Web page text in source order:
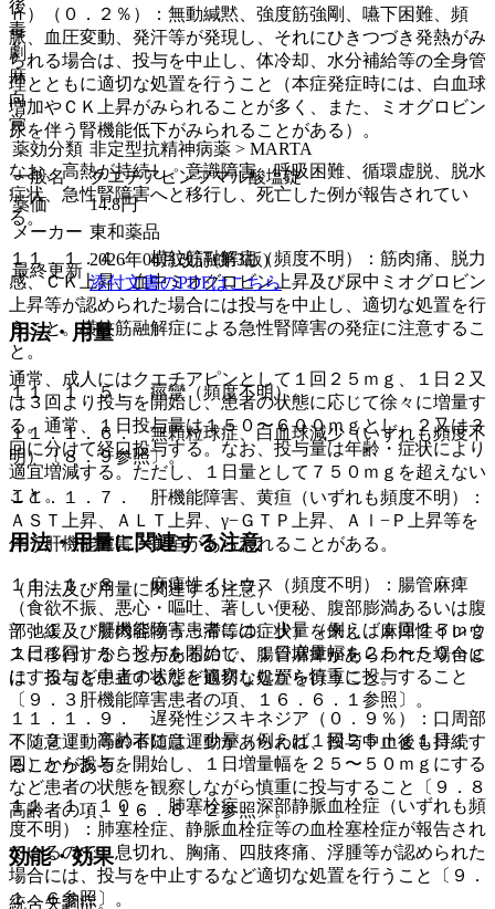
ｎ）（０．２％）：無動緘黙、強度筋強剛、嚥下困難、頻
脈、血圧変動、発汗等が発現し、それにひきつづき発熱がみ
られる場合は、投与を中止し、体冷却、水分補給等の全身管
理とともに適切な処置を行うこと（本症発症時には、白血球
増加やＣＫ上昇がみられることが多く、また、ミオグロビン
尿を伴う腎機能低下がみられることがある）。
なお、高熱が持続し、意識障害、呼吸困難、循環虚脱、脱水
症状、急性腎障害へと移行し、死亡した例が報告されてい
る。
１１．１．４． 横紋筋融解症（頻度不明）：筋肉痛、脱力
感、ＣＫ上昇、血中ミオグロビン上昇及び尿中ミオグロビン
上昇等が認められた場合には投与を中止し、適切な処置を行
うこと。横紋筋融解症による急性腎障害の発症に注意するこ
と。
１１．１．５． 痙攣（頻度不明）。
１１．１．６． 無顆粒球症、白血球減少（いずれも頻度不
明）〔８．９参照〕。
１１．１．７． 肝機能障害、黄疸（いずれも頻度不明）：
ＡＳＴ上昇、ＡＬＴ上昇、γ−ＧＴＰ上昇、Ａｌ−Ｐ上昇等を
伴う肝機能障害、黄疸があらわれることがある。
１１．１．８． 麻痺性イレウス（頻度不明）：腸管麻痺
（食欲不振、悪心・嘔吐、著しい便秘、腹部膨満あるいは腹
部弛緩及び腸内容物うっ滞等の症状）を来し、麻痺性イレウ
スに移行することがあるので、腸管麻痺があらわれた場合に
は、投与を中止するなど適切な処置を行うこと。
１１．１．９． 遅発性ジスキネジア（０．９％）：口周部
不随意運動等の不随意運動があらわれ、投与中止後も持続す
ることがある。
１１．１．１０． 肺塞栓症、深部静脈血栓症（いずれも頻
度不明）：肺塞栓症、静脈血栓症等の血栓塞栓症が報告され
ているので、息切れ、胸痛、四肢疼痛、浮腫等が認められた
場合には、投与を中止するなど適切な処置を行うこと〔９．
１．６参照〕。
後
毒
劇
麻
向
覚
薬効分類 非定型抗精神病薬 > MARTA
一般名
クエチアピンフマル酸塩錠
薬価
14.8円
メーカー 東和薬品
最終更新
2026年04月改訂(第3版)
添付文書のPDFはこちら
用法・用量
通常、成人にはクエチアピンとして１回２５ｍｇ、１日２又
は３回より投与を開始し、患者の状態に応じて徐々に増量す
る。通常、１日投与量は１５０〜６００ｍｇとし、２又は３
回に分けて経口投与する。なお、投与量は年齢・症状により
適宜増減する。ただし、１日量として７５０ｍｇを超えない
こと。
用法・用量に関連する注意
（用法及び用量に関連する注意）
７．１． 肝機能障害患者には、少量（例えば１回２５ｍｇ
１日１回）から投与を開始し、１日増量幅を２５〜５０ｍｇ
にするなど患者の状態を観察しながら慎重に投与すること
〔９．３肝機能障害患者の項、１６．６．１参照〕。
７．２． 高齢者には、少量（例えば１回２５ｍｇ１日１
回）から投与を開始し、１日増量幅を２５〜５０ｍｇにする
など患者の状態を観察しながら慎重に投与すること〔９．８
高齢者の項、１６．６．２参照〕。
効能・効果
統合失調症。